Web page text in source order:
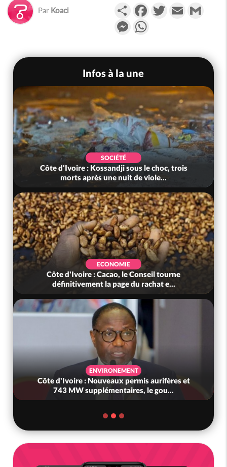
Par Koaci PartagerFacebookTwitterEmail
Messenger
Infos à la une
POLITIQUE
Côte d'Ivoire : Jeunesse, après des résultats
au-delà des attentes, le gouv...
EVENEMENTIEL
Côte d'Ivoire: Cacao, une découverte 100 %
ivoirienne redonne espoir face a...
ECONOMIE
Côte d'Ivoire : Hausse des carburants, le
gouvernement avoue : « Nous n'avi...